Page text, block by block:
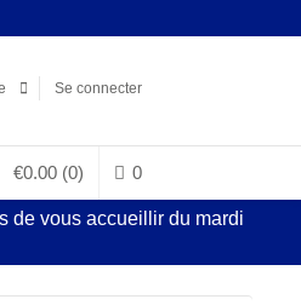
Se connecter
€0.00 (0) 0
de vous accueillir du mardi